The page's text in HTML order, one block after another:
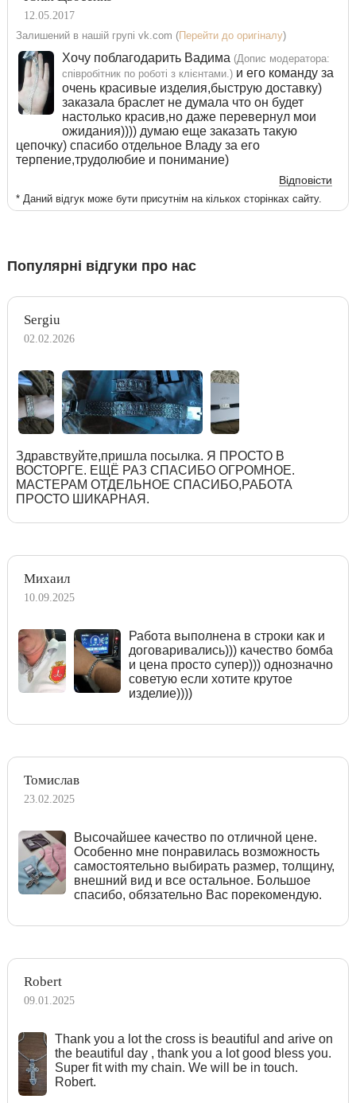
12.05.2017
Залишений в нашій групі vk.com (Перейти до оригіналу)
Хочу поблагодарить Вадима (Допис модератора:
співробітник по роботі з клієнтами.)и его команду за
очень красивые изделия,быструю доставку)
заказала браслет не думала что он будет
настолько красив,но даже перевернул мои
ожидания)))) думаю еще заказать такую
цепочку) спасибо отдельное Владу за его
терпение,трудолюбие и понимание)
Відповісти
* Даний відгук може бути присутнім на кількох сторінках сайту.
Популярні відгуки про нас
Sergiu
02.02.2026
Здравствуйте,пришла посылка. Я ПРОСТО В
ВОСТОРГЕ. ЕЩЁ РАЗ СПАСИБО ОГРОМНОЕ.
МАСТЕРАМ ОТДЕЛЬНОЕ СПАСИБО,РАБОТА
ПРОСТО ШИКАРНАЯ.
Михаил
10.09.2025
Работа выполнена в строки как и
договаривались))) качество бомба
и цена просто супер))) однозначно
советую если хотите крутое
изделие))))
Томислав
23.02.2025
Высочайшее качество по отличной цене.
Особенно мне понравилась возможность
самостоятельно выбирать размер, толщину,
внешний вид и все остальное. Большое
спасибо, обязательно Вас порекомендую.
Robert
09.01.2025
Тhank you a lot the cross is beautiful and arive on
the beautiful day , thank you a lot good bless you.
Super fit with my chain. We will be in touch.
Robert.